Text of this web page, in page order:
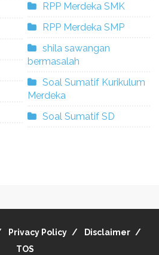
RPP Merdeka SMK
RPP Merdeka SMP
shila sawangan
bermasalah
Soal Sumatif Kurikulum
Merdeka
Soal Sumatif SD
Privacy Policy
Disclaimer
TOS